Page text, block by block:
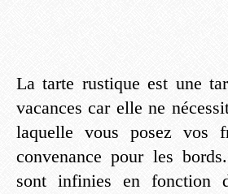
La tarte rustique est une
vacances car elle ne
laquelle vous posez vos
convenance pour les
sont infinies en fonction